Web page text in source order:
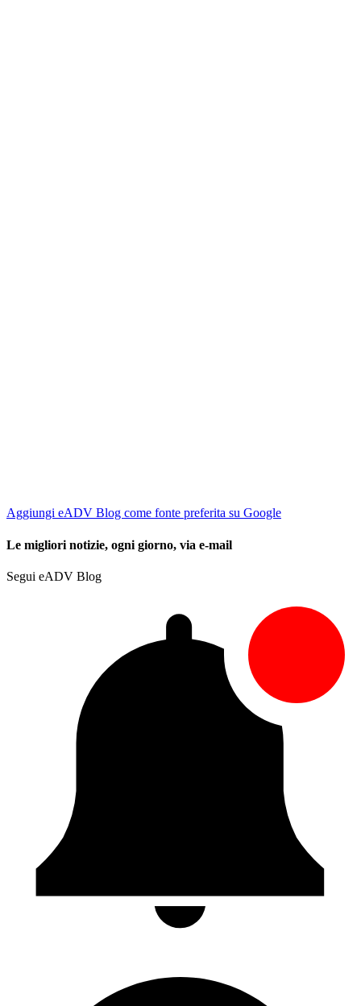
Aggiungi eADV Blog come fonte preferita su Google
Le migliori notizie, ogni giorno, via e-mail
Segui eADV Blog